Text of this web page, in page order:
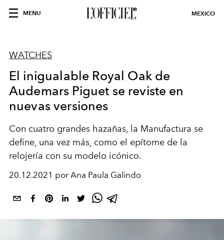
MENU MEXICO
WATCHES
El inigualable Royal Oak de
Audemars Piguet se reviste en
nuevas versiones
Con cuatro grandes hazañas, la Manufactura se
define, una vez más, como el epítome de la
relojería con su modelo icónico.
20.12.2021 por Ana Paula Galindo